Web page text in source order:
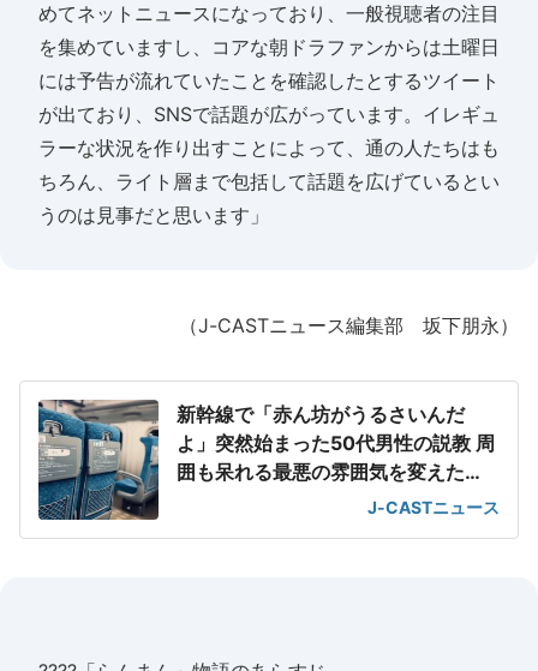
めてネットニュースになっており、一般視聴者の注目
を集めていますし、コアな朝ドラファンからは土曜日
には予告が流れていたことを確認したとするツイート
が出ており、SNSで話題が広がっています。イレギュ
ラーな状況を作り出すことによって、通の人たちはも
ちろん、ライト層まで包括して話題を広げているとい
うのは見事だと思います」
（J-CASTニュース編集部 坂下朋永）
新幹線で「赤ん坊がうるさいんだ
よ」突然始まった50代男性の説教 周
囲も呆れる最悪の雰囲気を変えた
J-CASTニュース